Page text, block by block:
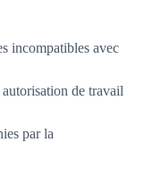
incompatibles avec
de travail
par la